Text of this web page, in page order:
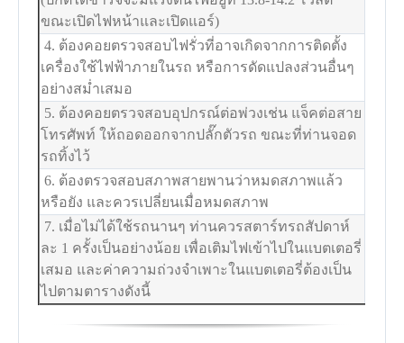
ขณะเปิดไฟหน้าและเปิดแอร์)
4. ต้องคอยตรวจสอบไฟรั่วที่อาจเกิดจากการติดตั้ง
เครื่องใช้ไฟฟ้าภายในรถ หรือการดัดแปลงส่วนอื่นๆ
อย่างสม่ำเสมอ
5. ต้องคอยตรวจสอบอุปกรณ์ต่อพ่วงเช่น แจ็คต่อสาย
โทรศัพท์ ให้ถอดออกจากปลั๊กตัวรถ ขณะที่ท่านจอด
รถทิ้งไว้
6. ต้องตรวจสอบสภาพสายพานว่าหมดสภาพแล้ว
หรือยัง และควรเปลี่ยนเมื่อหมดสภาพ
7. เมื่อไม่ได้ใช้รถนานๆ ท่านควรสตาร์ทรถสัปดาห์
ละ 1 ครั้งเป็นอย่างน้อย เพื่อเติมไฟเข้าไปในแบตเตอรี่
เสมอ และค่าความถ่วงจำเพาะในแบตเตอรี่ต้องเป็น
ไปตามตารางดังนี้